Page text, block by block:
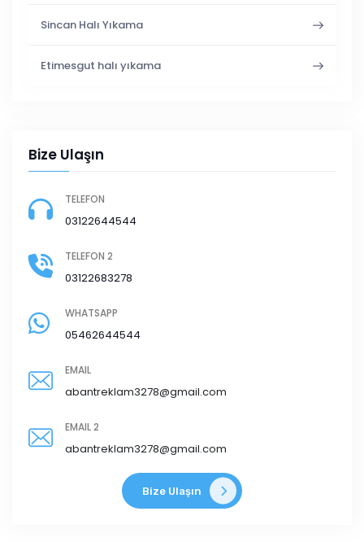
Sincan Halı Yıkama
Etimesgut halı yıkama
Bize Ulaşın
TELEFON
03122644544
TELEFON 2
03122683278
WHATSAPP
05462644544
EMAIL
abantreklam3278@gmail.com
EMAIL 2
abantreklam3278@gmail.com
Bize Ulaşın